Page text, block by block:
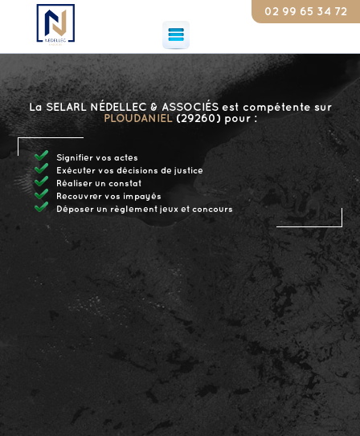
02 99 65 34 72
La SELARL NÉDELLEC & ASSOCIÉS est compétente sur
PLOUDANIEL (29260) pour :
Signifier vos actes
Exécuter vos décisions de justice
Réaliser un constat
Recouvrer vos impayés
Déposer un règlement jeux et concours